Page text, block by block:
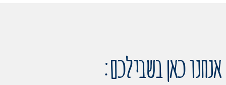
אנחנו כאן בשבילכם: